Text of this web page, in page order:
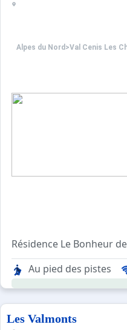
Alpes du Nord >Val Cenis Les
Résidence Le
Au pied des pistes
Les Valmonts